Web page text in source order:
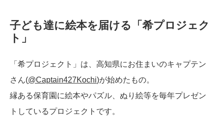
子ども達に絵本を届ける「希プロジェク
ト」
「希プロジェクト」は、高知県にお住まいのキャプテン
さん(@Captain427Kochi)が始めたもの。
縁ある保育園に絵本やパズル、ぬり絵等を毎年プレゼン
トしているプロジェクトです。